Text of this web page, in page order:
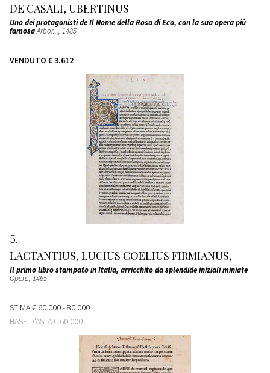
DE CASALI, UBERTINUS
Uno dei protagonisti deIl Nome della Rosadi Eco, con la sua opera più
famosaArbor..., 1485
VENDUTO € 3.612
5
LACTANTIUS, LUCIUS COELIUS FIRMIANUS,
Il primo libro stampato in Italia, arricchito da splendide iniziali miniate
Opera, 1465
STIMA€ 60.000 - 80.000
BASE D'ASTA€ 60.000